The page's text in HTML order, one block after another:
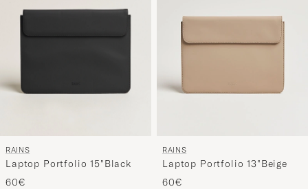
RAINS
Laptop Portfolio 15"Black
60€
RAINS
Laptop Portfolio 13"Beige
60€